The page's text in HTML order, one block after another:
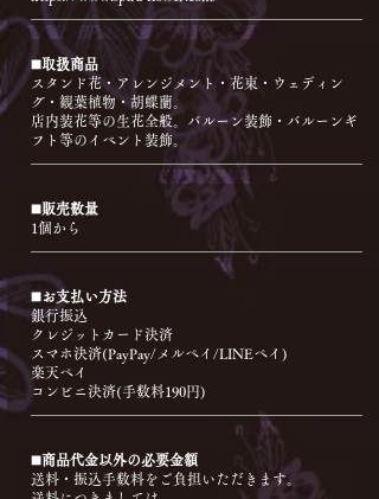
◼️取扱商品
スタンド花・アレンジメント・花束・ウェディン
グ・観葉植物・胡蝶蘭。
店内装花等の生花全般。バルーン装飾・バルーンギ
フト等のイベント装飾。
◼️販売数量
1個から
◼️お支払い方法
銀行振込
クレジットカード決済
スマホ決済(PayPay/メルペイ/LINEペイ)
楽天ペイ
コンビニ決済(手数料190円)
◼️商品代金以外の必要金額
送料・振込手数料をご負担いただきます。